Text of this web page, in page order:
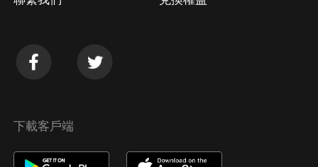
下載客戶端